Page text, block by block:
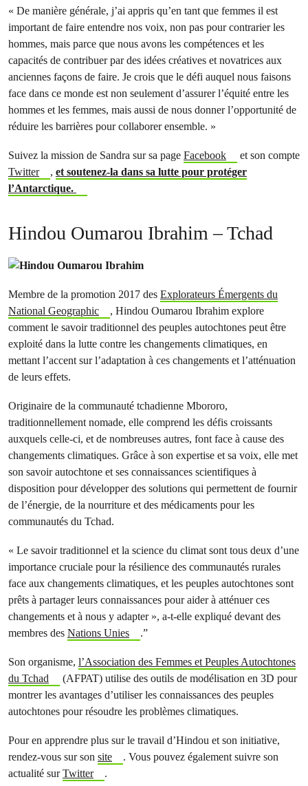
« De manière générale, j’ai appris qu’en tant que femmes il est
important de faire entendre nos voix, non pas pour contrarier les
hommes, mais parce que nous avons les compétences et les
capacités de contribuer par des idées créatives et novatrices aux
anciennes façons de faire. Je crois que le défi auquel nous faisons
face dans ce monde est non seulement d’assurer l’équité entre les
hommes et les femmes, mais aussi de nous donner l’opportunité de
réduire les barrières pour collaborer ensemble. »
Suivez la mission de Sandra sur sa page Facebook
et son compte
Twitter
, et soutenez-la dans sa lutte pour protéger
l’Antarctique.
Hindou Oumarou Ibrahim – Tchad
Membre de la promotion 2017 des Explorateurs Émergents du
National Geographic
, Hindou Oumarou Ibrahim explore
comment le savoir traditionnel des peuples autochtones peut être
exploité dans la lutte contre les changements climatiques, en
mettant l’accent sur l’adaptation à ces changements et l’atténuation
de leurs effets.
Originaire de la communauté tchadienne Mbororo,
traditionnellement nomade, elle comprend les défis croissants
auxquels celle-ci, et de nombreuses autres, font face à cause des
changements climatiques. Grâce à son expertise et sa voix, elle met
son savoir autochtone et ses connaissances scientifiques à
disposition pour développer des solutions qui permettent de fournir
de l’énergie, de la nourriture et des médicaments pour les
communautés du Tchad.
« Le savoir traditionnel et la science du climat sont tous deux d’une
importance cruciale pour la résilience des communautés rurales
face aux changements climatiques, et les peuples autochtones sont
prêts à partager leurs connaissances pour aider à atténuer ces
changements et à nous y adapter », a-t-elle expliqué devant des
membres des Nations Unies .”
Son organisme, l’Association des Femmes et Peuples Autochtones
du Tchad
(AFPAT) utilise des outils de modélisation en 3D pour
montrer les avantages d’utiliser les connaissances des peuples
autochtones pour résoudre les problèmes climatiques.
Pour en apprendre plus sur le travail d’Hindou et son initiative,
rendez-vous sur son site
. Vous pouvez également suivre son
actualité surTwitter .